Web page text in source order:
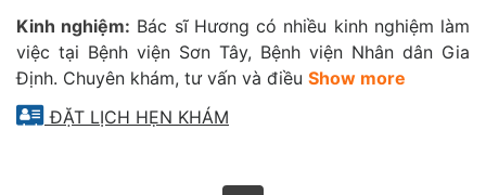
Kinh nghiệm: Bác sĩ Hương có nhiều kinh nghiệm làm
việc tại Bệnh viện Sơn Tây, Bệnh viện Nhân dân Gia
Định. Chuyên khám, tư vấn và điều Show more
ĐẶT LỊCH HẸN KHÁM